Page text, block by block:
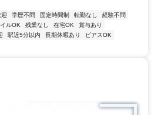
学歴不問 固定時間制 転勤なし
経験不問
ルOK 残業なし 在宅OK
賞与あり
駅近5分以内 長期休暇あり
ピアスOK